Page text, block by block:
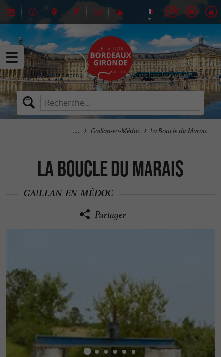
Gaillan-en-Médoc La Boucle du Marais
La Boucle du Marais
GAILLAN-EN-MÉDOC
Partager